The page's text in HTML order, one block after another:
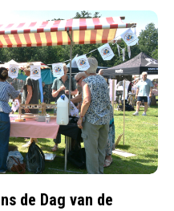
de Dag van de